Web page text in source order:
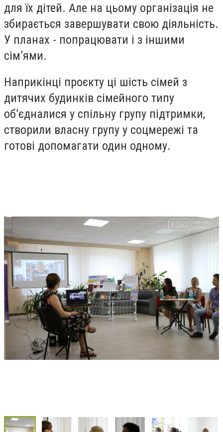
для їх дітей. Але на цьому організація не
збирається завершувати свою діяльність.
У планах - попрацювати і з іншими
сім’ями.
Наприкінці проєкту ці шість сімей з
дитячих будинків сімейного типу
об’єдналися у спільну групу підтримки,
створили власну групу у соцмережі та
готові допомагати один одному.